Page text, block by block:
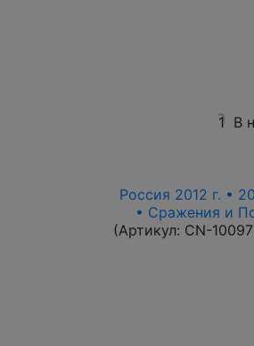
1 В
Россия 2012 г. •
• Сражения и
(Артикул: CN-10097